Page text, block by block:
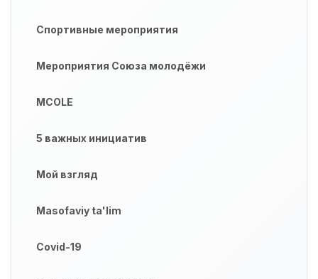
Спортивные мероприятия
Мероприятия Союза молодёжи
MCOLE
5 важных инициатив
Мой взгляд
Masofaviy ta'lim
Covid-19